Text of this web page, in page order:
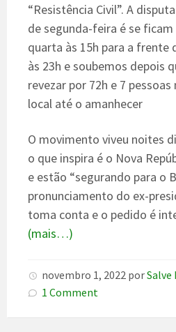
“Resistência Civil”. A
de segunda-feira é se
quarta às 15h para a frente
às 23h e soubemos depois
revezar por 72h e 7
local até o amanhecer
O movimento viveu noites
o que inspira é o Nova
e estão “segurando para o
pronunciamento do ex-
toma conta e o pedido é
(mais…)
novembro 1, 2022 porSalve
1 Comment